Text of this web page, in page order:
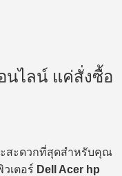
นไลน์ แค่สั่งซื้อ
ะสะดวกที่สุดสำหรับคุณ
เตอร์ Dell Acer hp